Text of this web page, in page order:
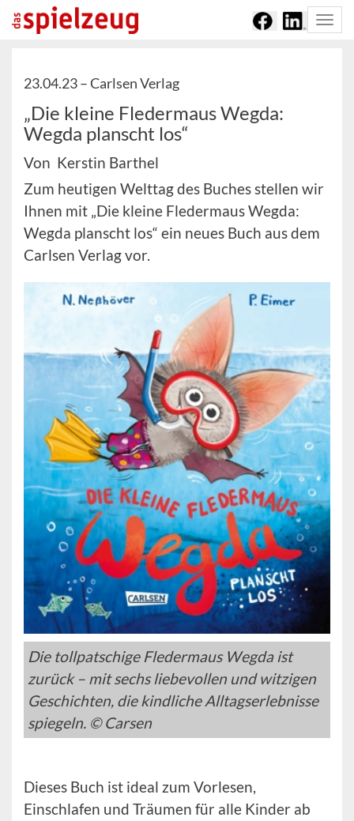
23.04.23 –Carlsen Verlag
„Die kleine Fledermaus Wegda:
Wegda planscht los“
Von Kerstin Barthel
Zum heutigen Welttag des Buches stellen wir
Ihnen mit „Die kleine Fledermaus Wegda:
Wegda planscht los“ ein neues Buch aus dem
Carlsen Verlag vor.
Die tollpatschige Fledermaus Wegda ist
zurück – mit sechs liebevollen und witzigen
Geschichten, die kindliche Alltagserlebnisse
spiegeln. © Carsen
Dieses Buch ist ideal zum Vorlesen,
Einschlafen und Träumen für alle Kinder ab